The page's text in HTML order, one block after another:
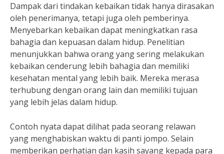
Dampak dari tindakan kebaikan tidak hanya dirasakan
oleh penerimanya, tetapi juga oleh pemberinya.
Menyebarkan kebaikan dapat meningkatkan rasa
bahagia dan kepuasan dalam hidup. Penelitian
menunjukkan bahwa orang yang sering melakukan
kebaikan cenderung lebih bahagia dan memiliki
kesehatan mental yang lebih baik. Mereka merasa
terhubung dengan orang lain dan memiliki tujuan
yang lebih jelas dalam hidup.
Contoh nyata dapat dilihat pada seorang relawan
yang menghabiskan waktu di panti jompo. Selain
memberikan perhatian dan kasih sayang kepada para